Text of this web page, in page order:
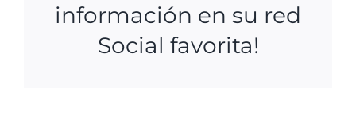
información en su red
Social favorita!